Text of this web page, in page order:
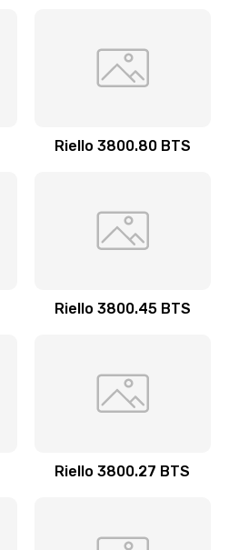
Riello 3800.80 BTS
Riello 3800.45 BTS
Riello 3800.27 BTS